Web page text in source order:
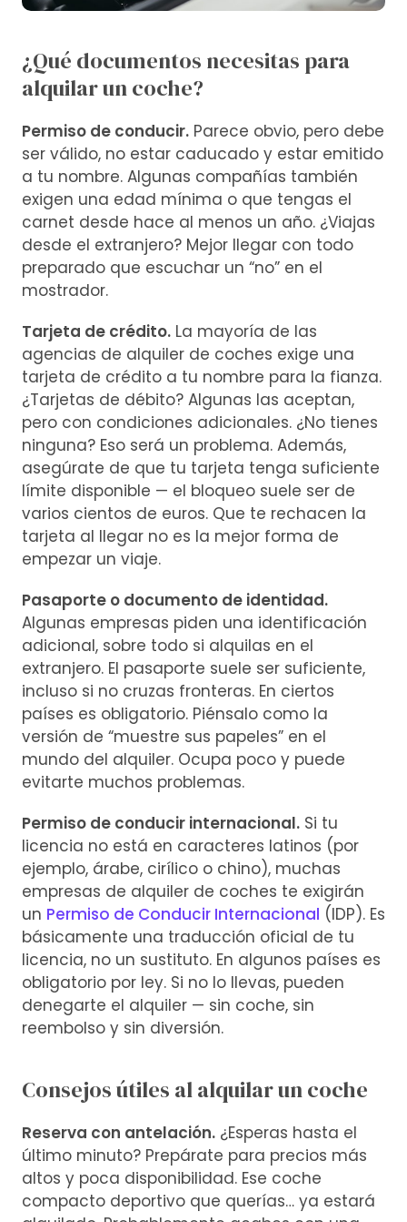
¿Qué documentos necesitas para
alquilar un coche?
Permiso de conducir. Parece obvio, pero debe
ser válido, no estar caducado y estar emitido
a tu nombre. Algunas compañías también
exigen una edad mínima o que tengas el
carnet desde hace al menos un año. ¿Viajas
desde el extranjero? Mejor llegar con todo
preparado que escuchar un “no” en el
mostrador.
Tarjeta de crédito. La mayoría de las
agencias de alquiler de coches exige una
tarjeta de crédito a tu nombre para la fianza.
¿Tarjetas de débito? Algunas las aceptan,
pero con condiciones adicionales. ¿No tienes
ninguna? Eso será un problema. Además,
asegúrate de que tu tarjeta tenga suficiente
límite disponible — el bloqueo suele ser de
varios cientos de euros. Que te rechacen la
tarjeta al llegar no es la mejor forma de
empezar un viaje.
Pasaporte o documento de identidad.
Algunas empresas piden una identificación
adicional, sobre todo si alquilas en el
extranjero. El pasaporte suele ser suficiente,
incluso si no cruzas fronteras. En ciertos
países es obligatorio. Piénsalo como la
versión de “muestre sus papeles” en el
mundo del alquiler. Ocupa poco y puede
evitarte muchos problemas.
Permiso de conducir internacional. Si tu
licencia no está en caracteres latinos (por
ejemplo, árabe, cirílico o chino), muchas
empresas de alquiler de coches te exigirán
un Permiso de Conducir Internacional (IDP). Es
básicamente una traducción oficial de tu
licencia, no un sustituto. En algunos países es
obligatorio por ley. Si no lo llevas, pueden
denegarte el alquiler — sin coche, sin
reembolso y sin diversión.
Consejos útiles al alquilar un coche
Reserva con antelación. ¿Esperas hasta el
último minuto? Prepárate para precios más
altos y poca disponibilidad. Ese coche
compacto deportivo que querías… ya estará